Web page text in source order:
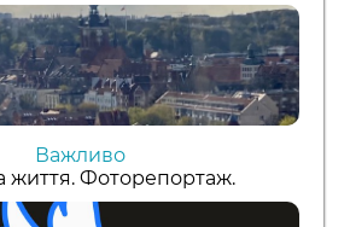
Важливо
життя. Фоторепортаж.